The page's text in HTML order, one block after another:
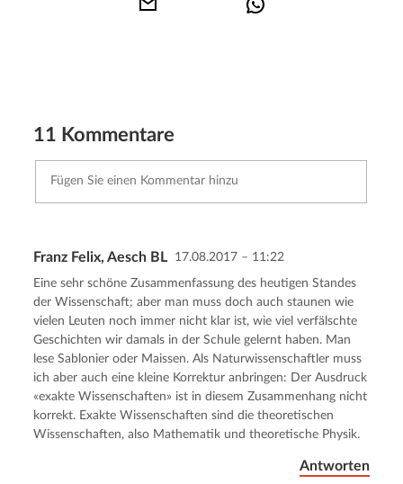
11 Kommentare
Abbrechen Kommentar senden
Franz Felix, Aesch BL 17.08.2017 – 11:22
Eine sehr schöne Zusammenfassung des heutigen Standes
der Wissenschaft; aber man muss doch auch staunen wie
vielen Leuten noch immer nicht klar ist, wie viel verfälschte
Geschichten wir damals in der Schule gelernt haben. Man
lese Sablonier oder Maissen. Als Naturwissenschaftler muss
ich aber auch eine kleine Korrektur anbringen: Der Ausdruck
«exakte Wissenschaften» ist in diesem Zusammenhang nicht
korrekt. Exakte Wissenschaften sind die theoretischen
Wissenschaften, also Mathematik und theoretische Physik.
Antworten